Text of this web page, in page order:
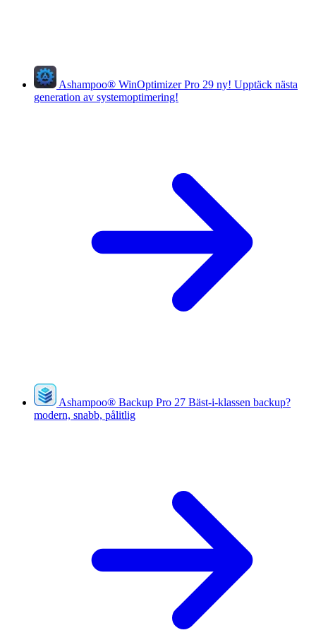
Ashampoo® WinOptimizer Pro 29 ny! Upptäck nästa
generation av systemoptimering!
Ashampoo® Backup Pro 27 Bäst-i-klassen backup?
modern, snabb, pålitlig